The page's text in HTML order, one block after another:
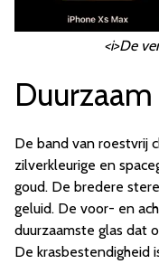
<i>De
Duurzaam
De band van roestvrij
zilverkleurige en
goud. De bredere
geluid. De voor- en
duurzaamste glas dat
De krasbestendigheid